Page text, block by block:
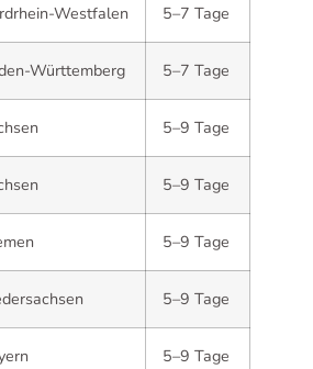
Westfalen 5–7 Tage
Württemberg 5–7 Tage
5–9 Tage
5–9 Tage
5–9 Tage
5–9 Tage
5–9 Tage